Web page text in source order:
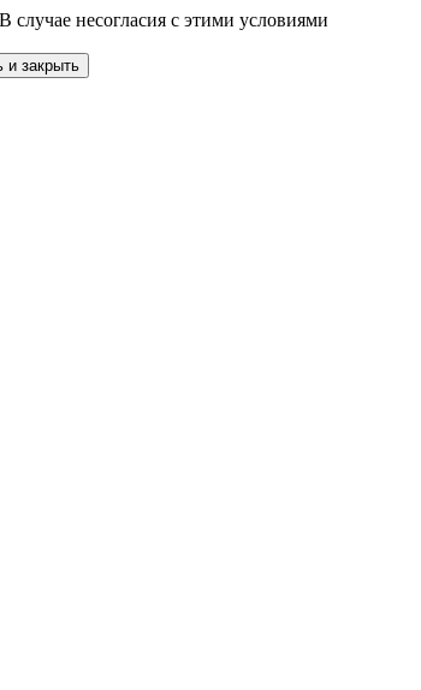
несогласия с этими условиями
и закрыть